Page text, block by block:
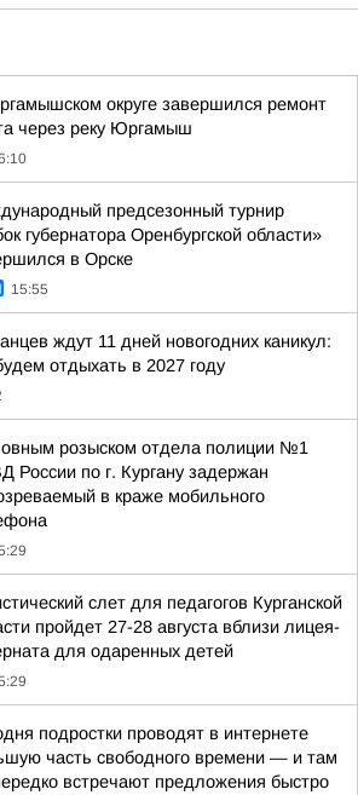
округе завершился ремонт
через реку Юргамыш
предсезонный турнир
губернатора Оренбургской области»
в Орске
15:55
ждут 11 дней новогодних каникул:
отдыхать в 2027 году
розыском отдела полиции №1
России по г. Кургану задержан
в краже мобильного
слет для педагогов Курганской
пройдет 27-28 августа вблизи лицея-
для одаренных детей
подростки проводят в интернете
часть свободного времени — и там
встречают предложения быстро